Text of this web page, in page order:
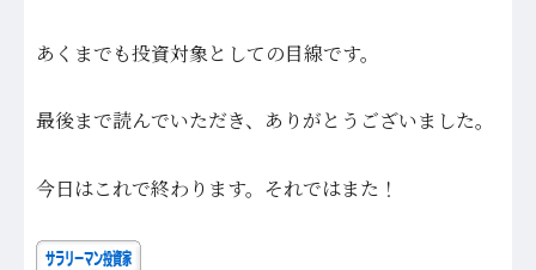
あくまでも投資対象としての目線です。
最後まで読んでいただき、ありがとうございました。
今日はこれで終わります。それではまた！